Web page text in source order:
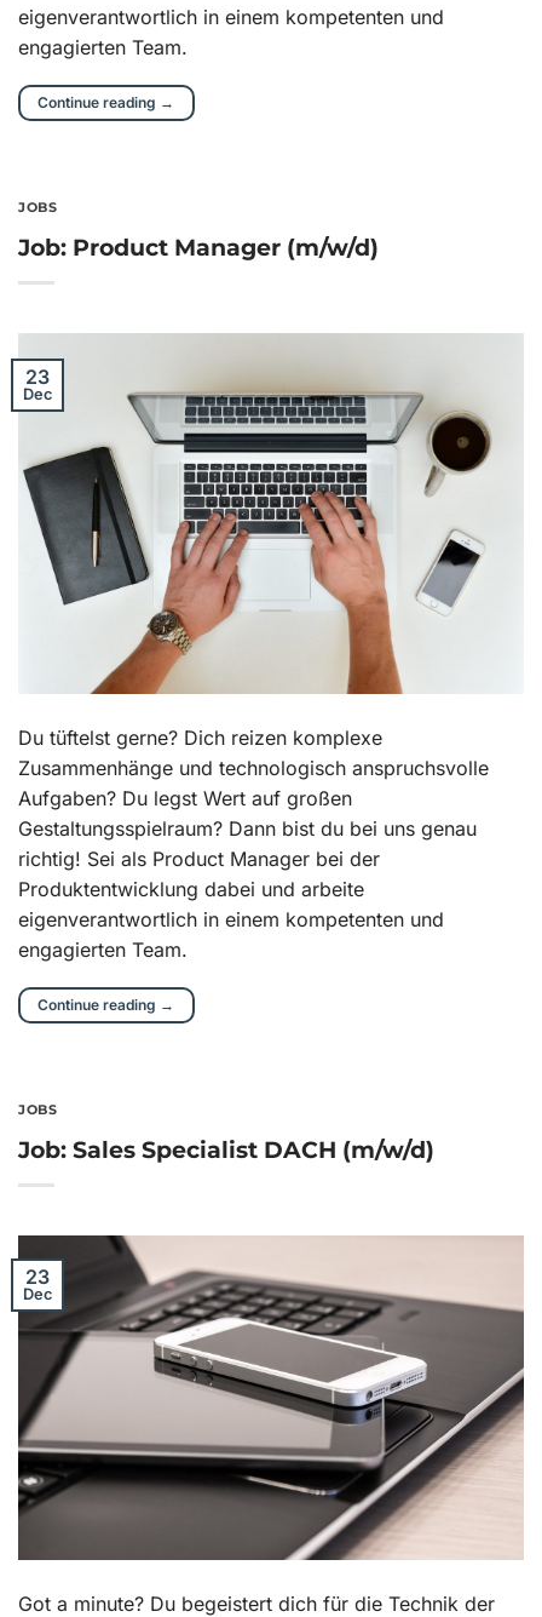
eigenverantwortlich in einem kompetenten und
engagierten Team.
Continue reading →
JOBS
Job: Product Manager (m/w/d)
23
Dec
Du tüftelst gerne? Dich reizen komplexe
Zusammenhänge und technologisch anspruchsvolle
Aufgaben? Du legst Wert auf großen
Gestaltungsspielraum? Dann bist du bei uns genau
richtig! Sei als Product Manager bei der
Produktentwicklung dabei und arbeite
eigenverantwortlich in einem kompetenten und
engagierten Team.
Continue reading →
JOBS
Job: Sales Specialist DACH (m/w/d)
23
Dec
Got a minute? Du begeistert dich für die Technik der